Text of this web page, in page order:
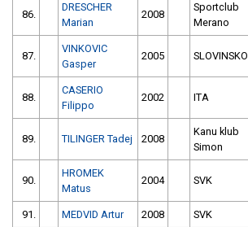
86.
DRESCHER
Marian
2008
Sportclub
Merano
87.
VINKOVIC
Gasper
2005 SLOVINSKO
88.
CASERIO
Filippo
2002 ITA
89. TILINGER Tadej 2008
Kanu klub
Simon
90.
HROMEK
Matus
2004 SVK
91. MEDVID Artur 2008 SVK